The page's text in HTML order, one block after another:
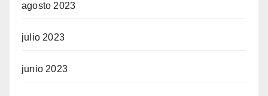
agosto 2023
julio 2023
junio 2023